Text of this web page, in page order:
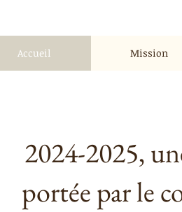
Accueil Mission
2024-2025,
portée par le